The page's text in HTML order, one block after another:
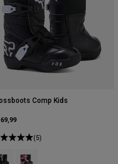
Grau.
Comp Kids
(5)
swatch type of Schwarz.
Product swatch type of